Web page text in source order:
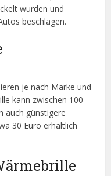
wurden und
beschlagen.
je nach Marke und
kann zwischen 100
auch günstigere
30 Euro erhältlich